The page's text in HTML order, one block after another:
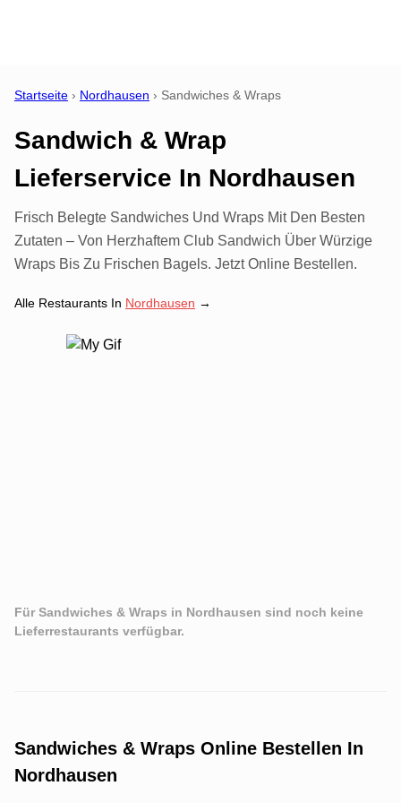
Startseite › Nordhausen › Sandwiches & Wraps
Sandwich & Wrap
Lieferservice In Nordhausen
Frisch Belegte Sandwiches Und Wraps Mit Den Besten
Zutaten – Von Herzhaftem Club Sandwich Über Würzige
Wraps Bis Zu Frischen Bagels. Jetzt Online Bestellen.
Alle Restaurants In Nordhausen →
Für Sandwiches & Wraps in Nordhausen sind noch keine
Lieferrestaurants verfügbar.
Sandwiches & Wraps Online Bestellen In
Nordhausen